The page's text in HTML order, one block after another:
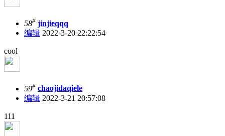
58# jinjieqqq
编辑 2022-3-20 22:22:54
cool
59# chaojidaqiele
编辑 2022-3-21 20:57:08
111